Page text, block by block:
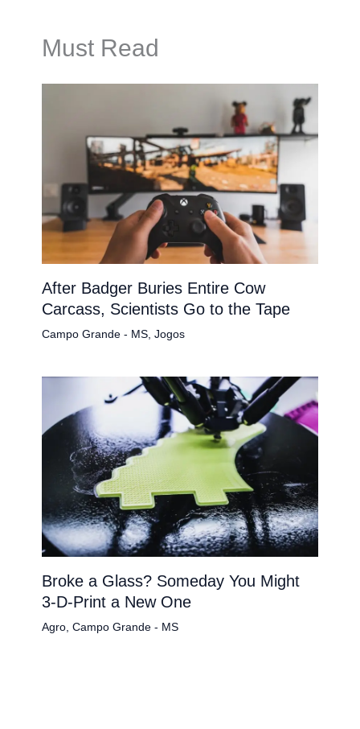
Must Read
After Badger Buries Entire Cow
Carcass, Scientists Go to the Tape
Campo Grande - MS, Jogos
Broke a Glass? Someday You Might
3-D-Print a New One
Agro, Campo Grande - MS